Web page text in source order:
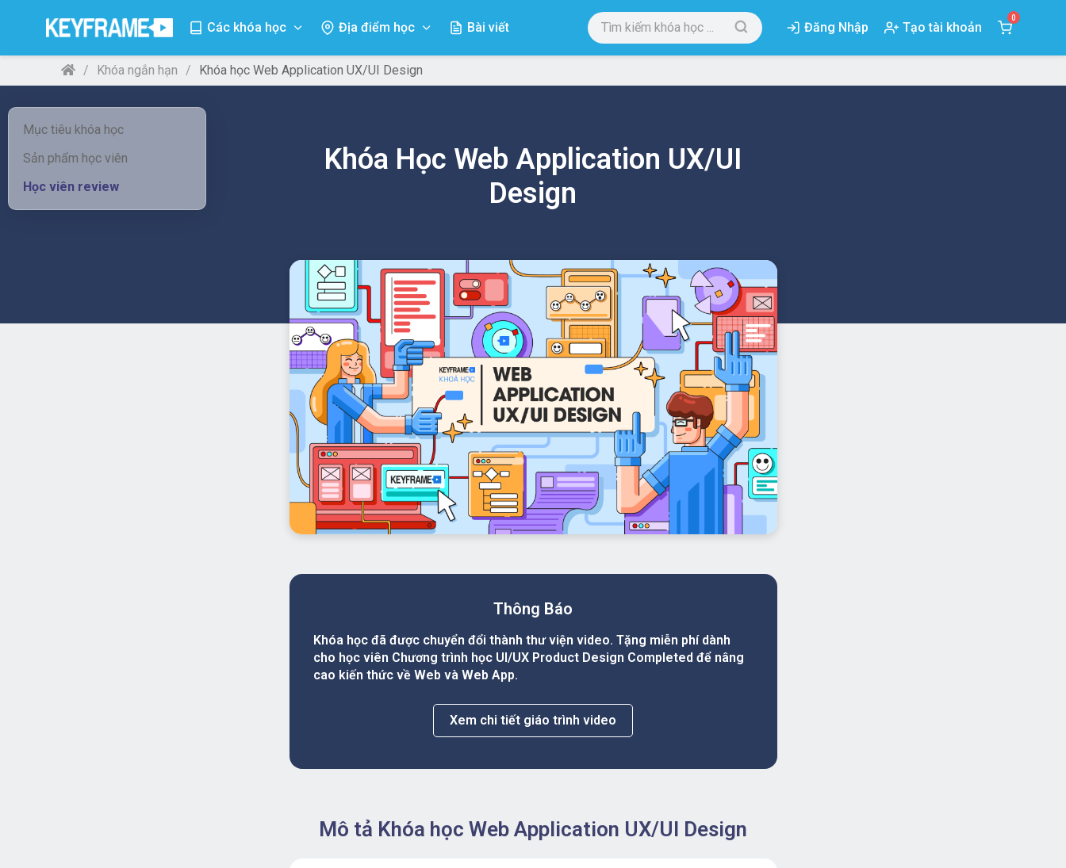
Các khóa học Địa điểm học Bài viết Đăng Nhập Tạo tài khoản
0
Khóa ngắn hạn Khóa học Web Application UX/UI Design
Khóa Học Web Application UX/UI
Design
Thông Báo
Khóa học đã được chuyển đổi thành thư viện video. Tặng miễn phí dành
cho học viên Chương trình học UI/UX Product Design Completed để nâng
cao kiến thức về Web và Web App.
Xem chi tiết giáo trình video
Mô tả Khóa học Web Application UX/UI Design
Mục tiêu khóa học
Sản phẩm học viên
Học viên review